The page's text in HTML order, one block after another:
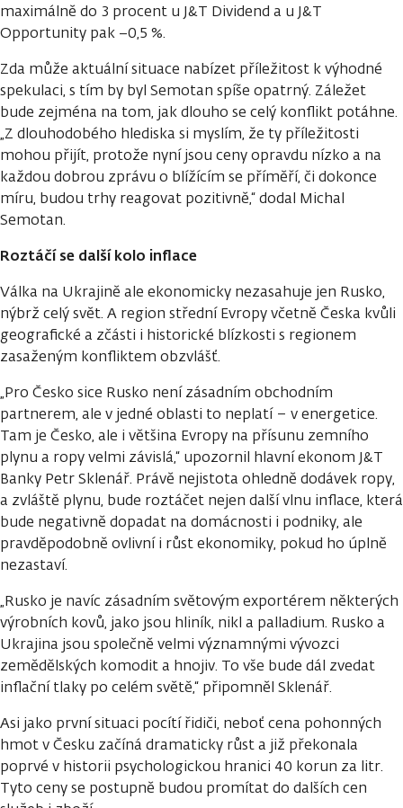
maximálně do 3 procent u J&T Dividend a u J&T
Opportunity pak −0,5 %.
Zda může aktuální situace nabízet příležitost k výhodné
spekulaci, s tím by byl Semotan spíše opatrný. Záležet
bude zejména na tom, jak dlouho se celý konflikt potáhne.
„Z dlouhodobého hlediska si myslím, že ty příležitosti
mohou přijít, protože nyní jsou ceny opravdu nízko a na
každou dobrou zprávu o blížícím se příměří, či dokonce
míru, budou trhy reagovat pozitivně,“ dodal Michal
Semotan.
Roztáčí se další kolo inflace
Válka na Ukrajině ale ekonomicky nezasahuje jen Rusko,
nýbrž celý svět. A region střední Evropy včetně Česka kvůli
geografické a zčásti i historické blízkosti s regionem
zasaženým konfliktem obzvlášť.
„Pro Česko sice Rusko není zásadním obchodním
partnerem, ale v jedné oblasti to neplatí – v energetice.
Tam je Česko, ale i většina Evropy na přísunu zemního
plynu a ropy velmi závislá,“ upozornil hlavní ekonom J&T
Banky Petr Sklenář. Právě nejistota ohledně dodávek ropy,
a zvláště plynu, bude roztáčet nejen další vlnu inflace, která
bude negativně dopadat na domácnosti i podniky, ale
pravděpodobně ovlivní i růst ekonomiky, pokud ho úplně
nezastaví.
„Rusko je navíc zásadním světovým exportérem některých
výrobních kovů, jako jsou hliník, nikl a palladium. Rusko a
Ukrajina jsou společně velmi významnými vývozci
zemědělských komodit a hnojiv. To vše bude dál zvedat
inflační tlaky po celém světě,“ připomněl Sklenář.
Asi jako první situaci pocítí řidiči, neboť cena pohonných
hmot v Česku začíná dramaticky růst a již překonala
poprvé v historii psychologickou hranici 40 korun za litr.
Tyto ceny se postupně budou promítat do dalších cen